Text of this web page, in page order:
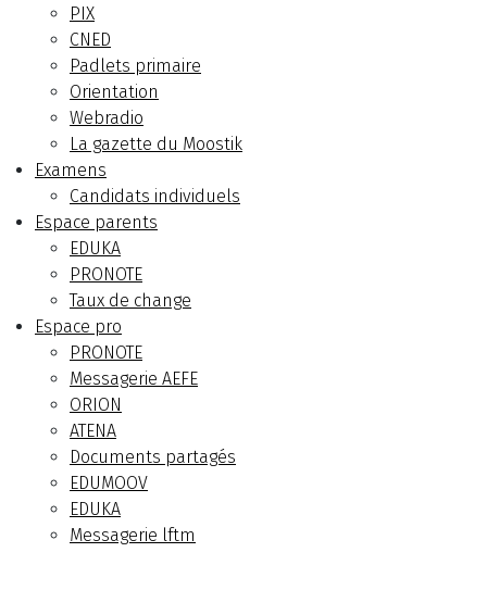
PIX
CNED
Padlets primaire
Orientation
Webradio
La gazette du Moostik
Examens
Candidats individuels
Espace parents
EDUKA
PRONOTE
Taux de change
Espace pro
PRONOTE
Messagerie AEFE
ORION
ATENA
Documents partagés
EDUMOOV
EDUKA
Messagerie lftm